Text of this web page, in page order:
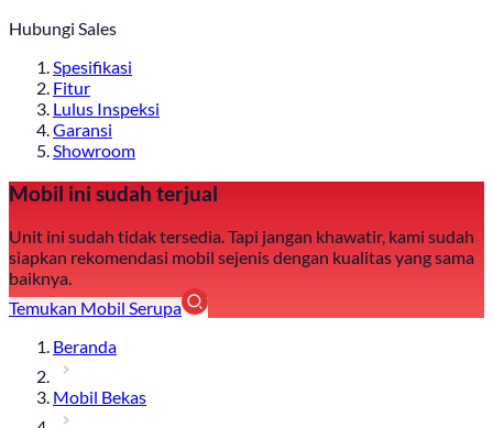
Hubungi Sales
Spesifikasi
Fitur
Lulus Inspeksi
Garansi
Showroom
Mobil ini sudah terjual
Unit ini sudah tidak tersedia. Tapi jangan khawatir, kami sudah
siapkan rekomendasi mobil sejenis dengan kualitas yang sama
baiknya.
Temukan Mobil Serupa
Beranda
Mobil Bekas